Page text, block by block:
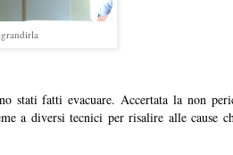
stati fatti evacuare. Accertata la non
a diversi tecnici per risalire alle cause